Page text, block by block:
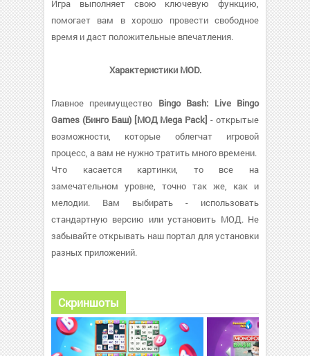
Игра выполняет свою ключевую функцию,
помогает вам в хорошо провести свободное
время и даст положительные впечатления.
Характеристики MOD.
Главное преимущество Bingo Bash: Live Bingo
Games (Бинго Баш) [МОД Mega Pack] - открытые
возможности, которые облегчат игровой
процесс, а вам не нужно тратить много времени.
Что касается картинки, то все на
замечательном уровне, точно так же, как и
мелодии. Вам выбирать - использовать
стандартную версию или установить МОД. Не
забывайте открывать наш портал для установки
разных приложений.
Скриншоты